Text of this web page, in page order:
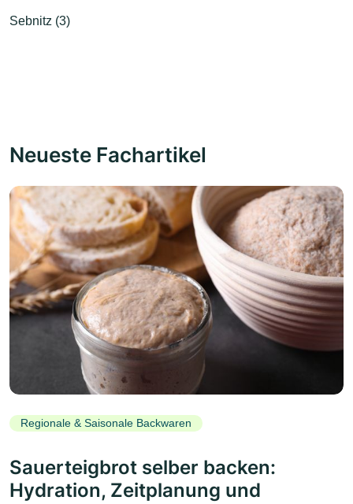
Sebnitz (3)
Neueste Fachartikel
Regionale & Saisonale Backwaren
Sauerteigbrot selber backen:
Hydration, Zeitplanung und